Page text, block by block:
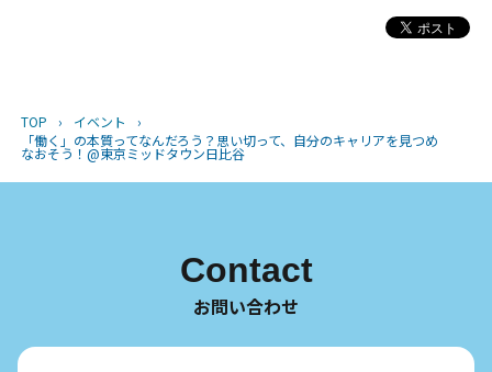
TOP › イベント
›
「働く」の本質ってなんだろう？思い切って、自分のキャリアを見つめ
なおそう！@東京ミッドタウン日比谷
Contact
お問い合わせ